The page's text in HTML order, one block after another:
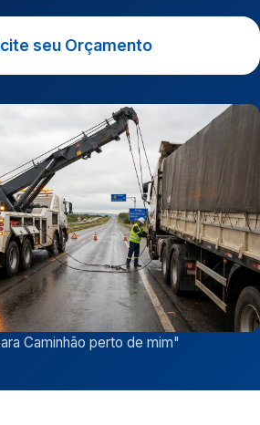
seu Orçamento
Caminhão perto de mim"